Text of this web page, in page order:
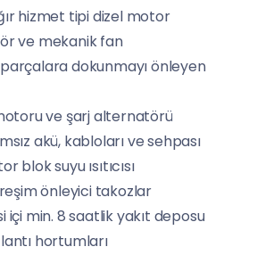
hizmet tipi dizel motor
ve mekanik fan
dokunmayı önleyen
ve şarj alternatörü
akü, kabloları ve sehpası
blok suyu ısıtıcısı
önleyici takozlar
min. 8 saatlik yakıt deposu
hortumları